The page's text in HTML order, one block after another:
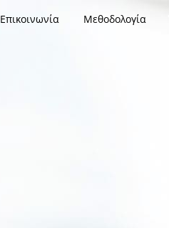
Επικοινωνία Μεθοδολογία